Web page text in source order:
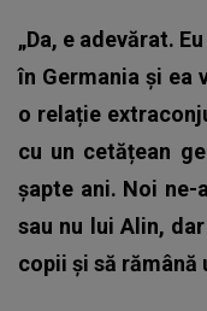
„Da, e adevărat.
în Germania și ea
o relație
cu un cetățean
șapte ani. Noi ne-
sau nu lui Alin,
copii și să rămână